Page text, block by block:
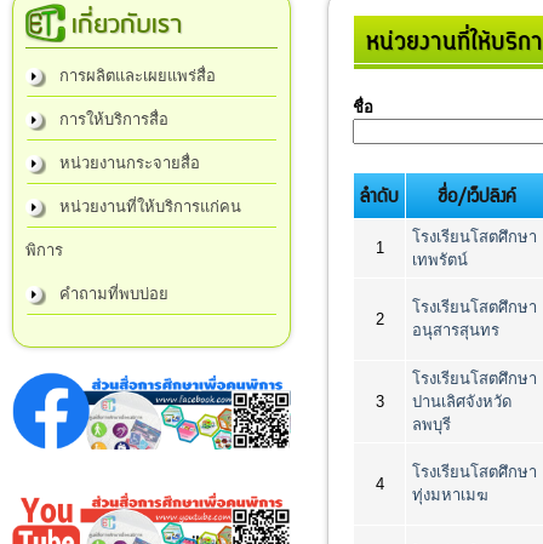
หน่วยงานที่ให้บริ
ชื่อ
ลำดับ ชื่อ/เว็ปลิงค์
1
โรงเรียนโสตศึกษา
เทพรัตน์
2
โรงเรียนโสตศึกษา
อนุสารสุนทร
3
โรงเรียนโสตศึกษา
ปานเลิศจังหวัด
ลพบุรี
4
โรงเรียนโสตศึกษา
ทุ่งมหาเมฆ
เกี่ยวกับเรา
การผลิตและเผยแพร่สื่อ
การให้บริการสื่อ
หน่วยงานกระจายสื่อ
หน่วยงานที่ให้บริการแก่คน
พิการ
คำถามที่พบบ่อย